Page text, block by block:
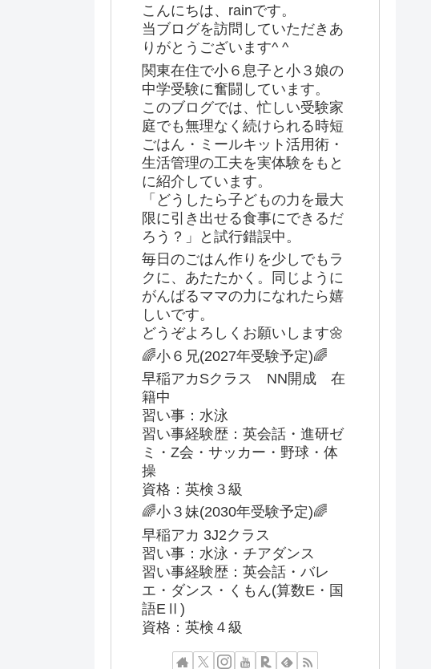
こんにちは、rainです。
当ブログを訪問していただきあ
りがとうございます^ ^
関東在住で小６息子と小３娘の
中学受験に奮闘しています。
このブログでは、忙しい受験家
庭でも無理なく続けられる時短
ごはん・ミールキット活用術・
生活管理の工夫を実体験をもと
に紹介しています。
「どうしたら子どもの力を最大
限に引き出せる食事にできるだ
ろう？」と試行錯誤中。
毎日のごはん作りを少しでもラ
クに、あたたかく。同じように
がんばるママの力になれたら嬉
しいです。
どうぞよろしくお願いします🌼
🌈小６兄(2027年受験予定)🌈
早稲アカSクラス NN開成 在
籍中
習い事：水泳
習い事経験歴：英会話・進研ゼ
ミ・Z会・サッカー・野球・体
操
資格：英検３級
🌈小３妹(2030年受験予定)🌈
早稲アカ 3J2クラス
習い事：水泳・チアダンス
習い事経験歴：英会話・バレ
エ・ダンス・くもん(算数E・国
語EⅡ)
資格：英検４級